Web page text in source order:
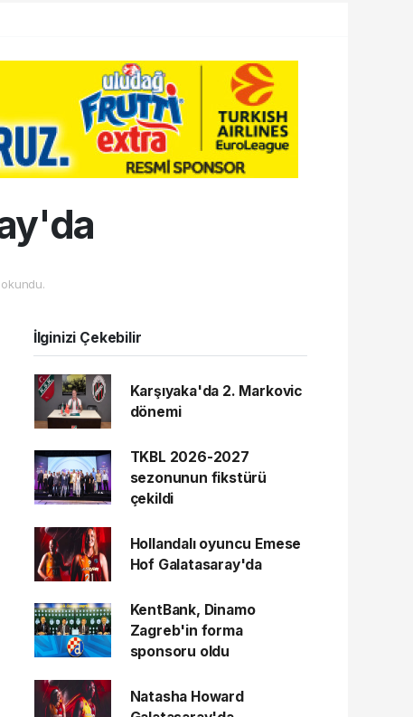
İlginizi Çekebilir
Karşıyaka'da 2. Markovic
dönemi
TKBL 2026-2027
sezonunun fikstürü
çekildi
Hollandalı oyuncu Emese
Hof Galatasaray'da
KentBank, Dinamo
Zagreb'in forma
sponsoru oldu
Natasha Howard